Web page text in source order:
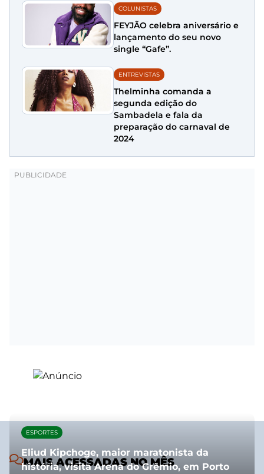
COLUNISTAS
FEYJÃO celebra aniversário e
lançamento do seu novo
single “Gafe”.
ENTREVISTAS
Thelminha comanda a
segunda edição do
Sambadela e fala da
preparação do carnaval de
2024
MAIS ACESSADAS NO MÊS
ESPORTES
Eliud Kipchoge, maior maratonista da
história, visita Arena do Grêmio, em Porto